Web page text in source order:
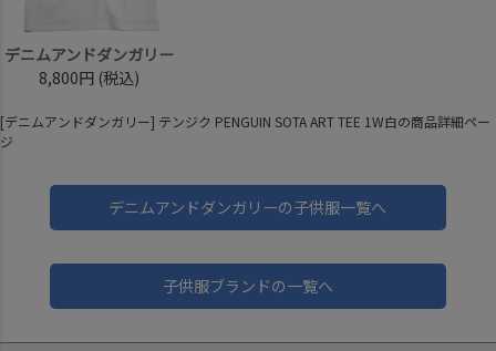
デニムアンドダンガリー
8,800円 (税込)
[デニムアンドダンガリー] テンジク PENGUIN SOTA ART TEE 1W白の商品詳細ペー
ジ
デニムアンドダンガリーの子供服一覧へ
子供服ブランドの一覧へ